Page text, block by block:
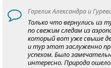
Горелик Александра и
Только что вернулись из
по свежим следам из
который вот уже свыше
и тур этот заслуженно
успехом. Было
интересно. Природа